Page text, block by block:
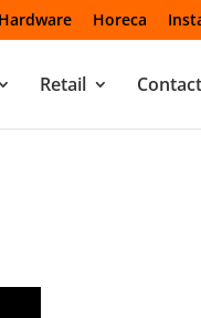
Hardware Horeca
Retail Contact